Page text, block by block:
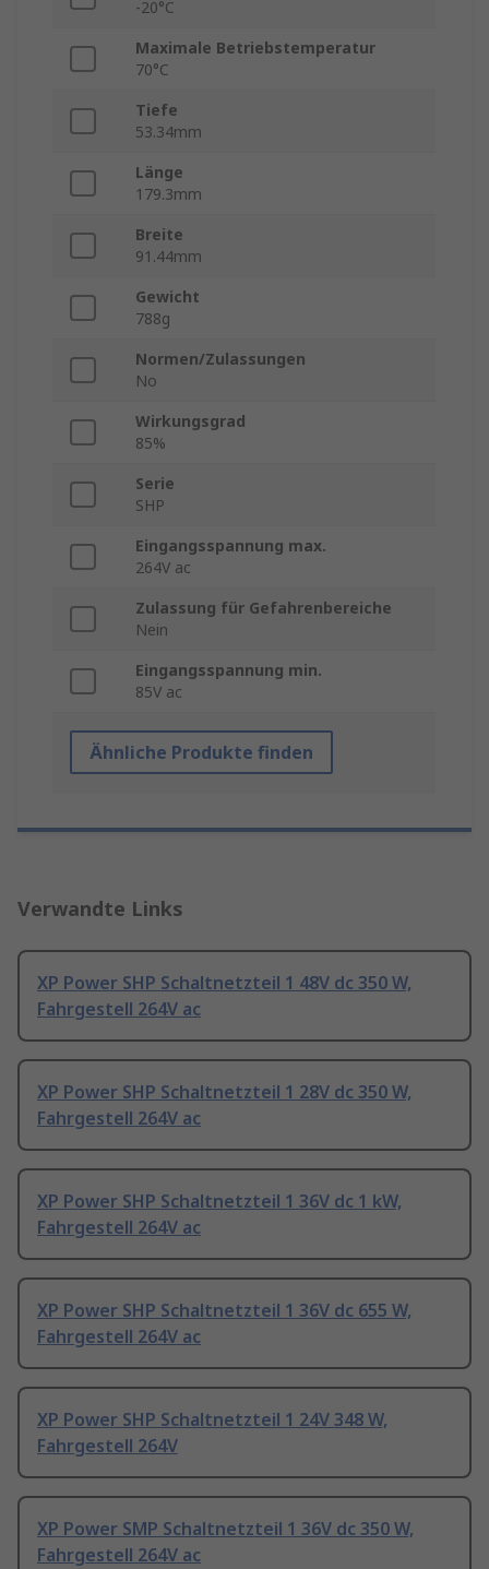
-20°C
Maximale Betriebstemperatur
70°C
Tiefe
53.34mm
Länge
179.3mm
Breite
91.44mm
Gewicht
788g
Normen/Zulassungen
No
Wirkungsgrad
85%
Serie
SHP
Eingangsspannung max.
264V ac
Zulassung für Gefahrenbereiche
Nein
Eingangsspannung min.
85V ac
Ähnliche Produkte finden
Verwandte Links
XP Power SHP Schaltnetzteil 1 48V dc 350 W,
Fahrgestell 264V ac
XP Power SHP Schaltnetzteil 1 28V dc 350 W,
Fahrgestell 264V ac
XP Power SHP Schaltnetzteil 1 36V dc 1 kW,
Fahrgestell 264V ac
XP Power SHP Schaltnetzteil 1 36V dc 655 W,
Fahrgestell 264V ac
XP Power SHP Schaltnetzteil 1 24V 348 W,
Fahrgestell 264V
XP Power SMP Schaltnetzteil 1 36V dc 350 W,
Fahrgestell 264V ac